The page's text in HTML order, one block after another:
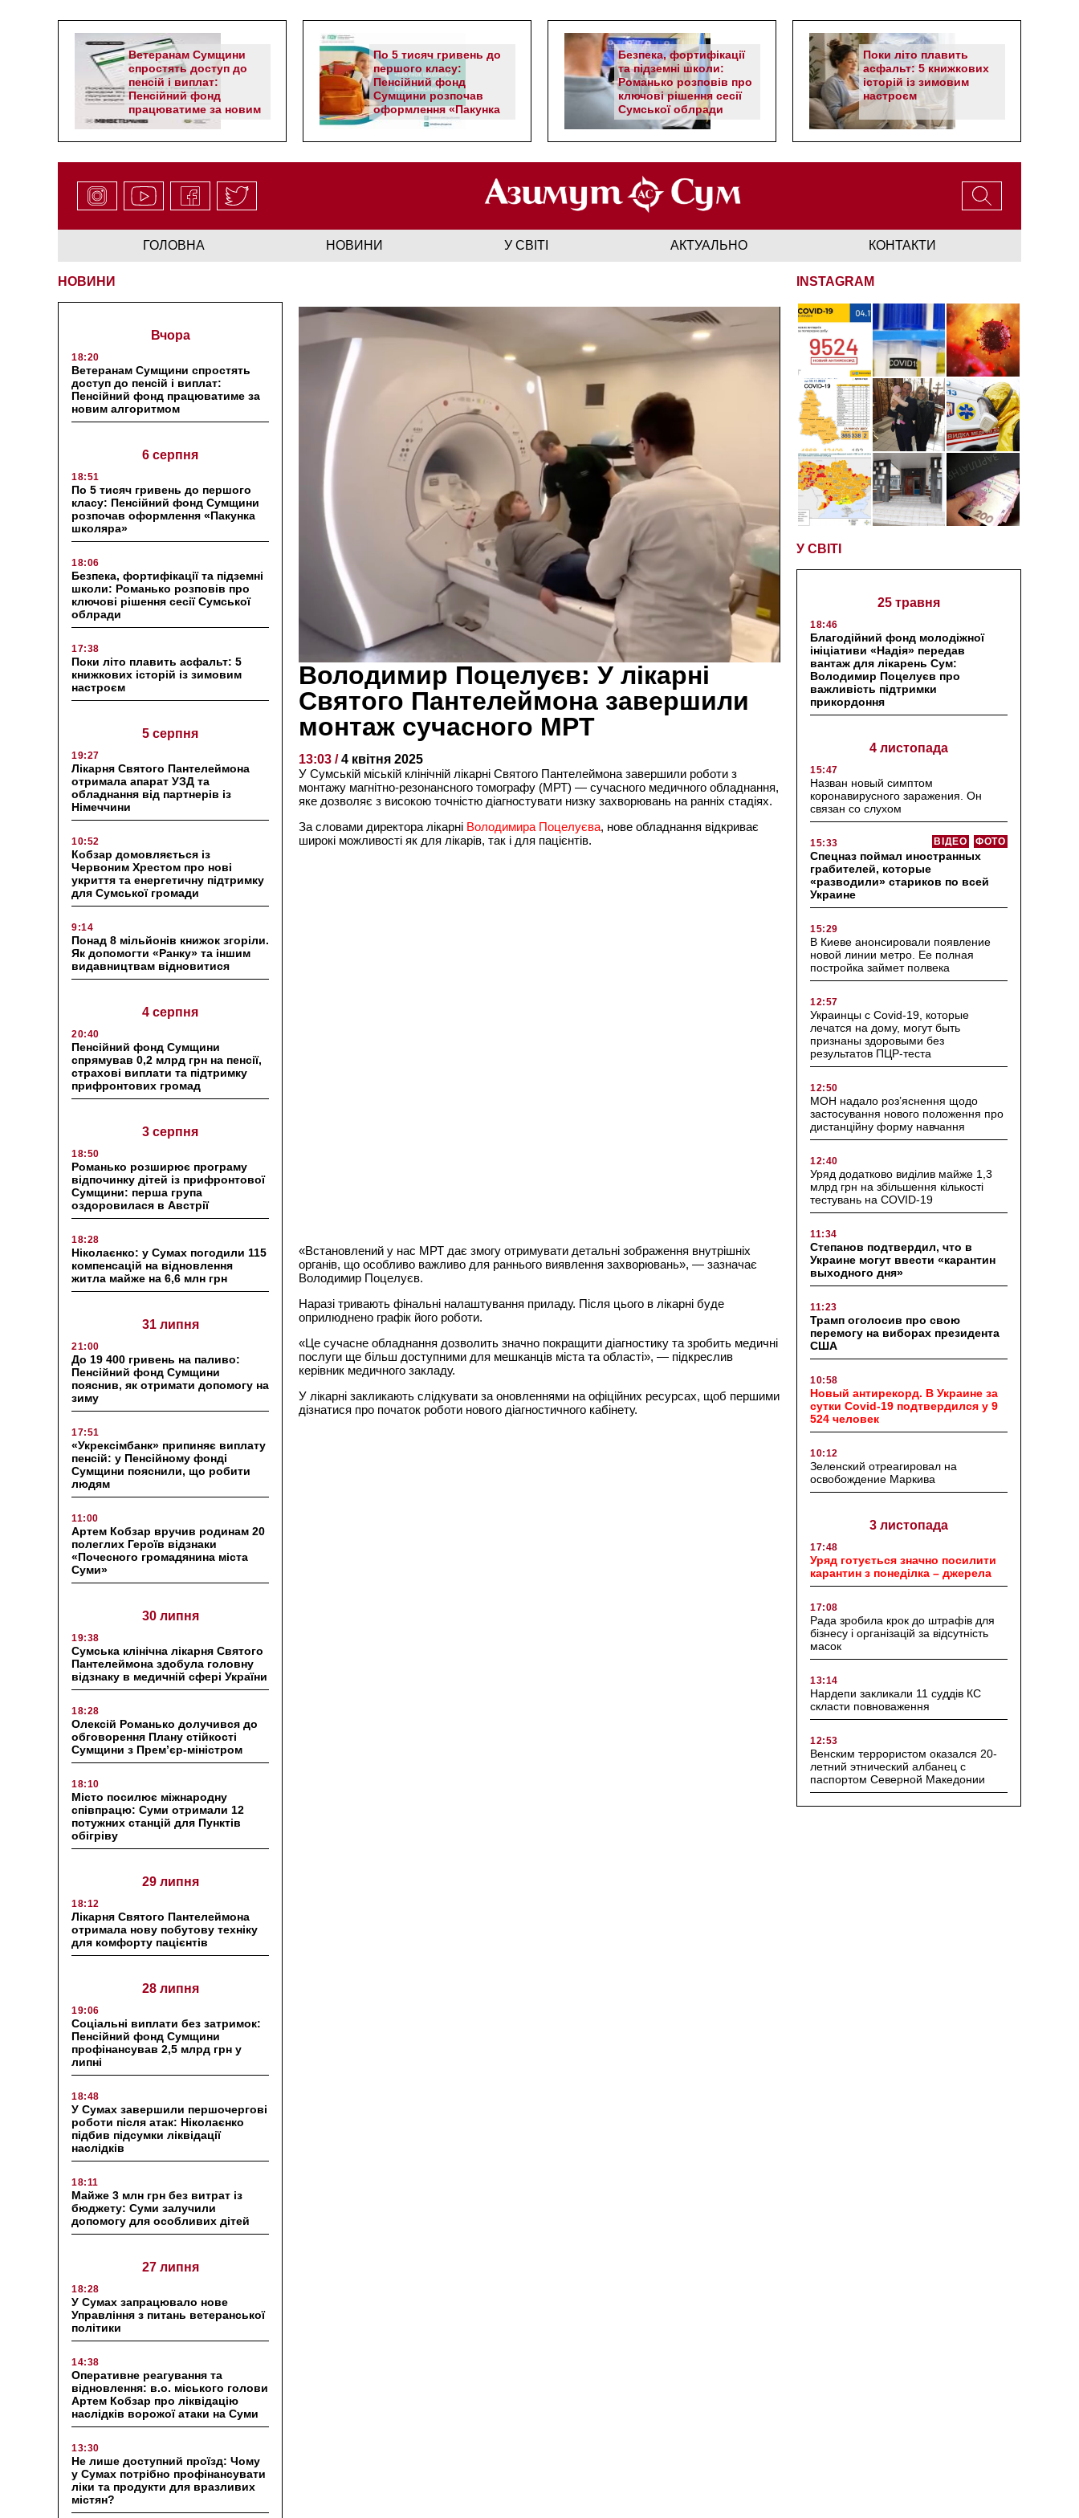
Ветеранам Сумщини
спростять доступ до
пенсій і виплат:
Пенсійний фонд
працюватиме за новим
алгоритмом
По 5 тисяч гривень до
першого класу:
Пенсійний фонд
Сумщини розпочав
оформлення «Пакунка
школяра»
Безпека, фортифікації
та підземні школи:
Романько розповів про
ключові рішення сесії
Сумської облради
Поки літо плавить
асфальт: 5 книжкових
історій із зимовим
настроєм
ГОЛОВНА НОВИНИ У СВІТІ АКТУАЛЬНО КОНТАКТИ
НОВИНИ
Вчора
18:20
Ветеранам Сумщини спростять
доступ до пенсій і виплат:
Пенсійний фонд працюватиме за
новим алгоритмом
6 серпня
18:51
По 5 тисяч гривень до першого
класу: Пенсійний фонд Сумщини
розпочав оформлення «Пакунка
школяра»
18:06
Безпека, фортифікації та підземні
школи: Романько розповів про
ключові рішення сесії Сумської
облради
17:38
Поки літо плавить асфальт: 5
книжкових історій із зимовим
настроєм
5 серпня
19:27
Лікарня Святого Пантелеймона
отримала апарат УЗД та
обладнання від партнерів із
Німеччини
10:52
Кобзар домовляється із
Червоним Хрестом про нові
укриття та енергетичну підтримку
для Сумської громади
9:14
Понад 8 мільйонів книжок згоріли.
Як допомогти «Ранку» та іншим
видавництвам відновитися
4 серпня
20:40
Пенсійний фонд Сумщини
спрямував 0,2 млрд грн на пенсії,
страхові виплати та підтримку
прифронтових громад
3 серпня
18:50
Романько розширює програму
відпочинку дітей із прифронтової
Сумщини: перша група
оздоровилася в Австрії
18:28
Ніколаєнко: у Сумах погодили 115
компенсацій на відновлення
житла майже на 6,6 млн грн
31 липня
21:00
До 19 400 гривень на паливо:
Пенсійний фонд Сумщини
пояснив, як отримати допомогу на
зиму
17:51
«Укрексімбанк» припиняє виплату
пенсій: у Пенсійному фонді
Сумщини пояснили, що робити
людям
11:00
Артем Кобзар вручив родинам 20
полеглих Героїв відзнаки
«Почесного громадянина міста
Суми»
30 липня
19:38
Сумська клінічна лікарня Святого
Пантелеймона здобула головну
відзнаку в медичній сфері України
18:28
Олексій Романько долучився до
обговорення Плану стійкості
Сумщини з Прем’єр-міністром
18:10
Місто посилює міжнародну
співпрацю: Суми отримали 12
потужних станцій для Пунктів
обігріву
29 липня
18:12
Лікарня Святого Пантелеймона
отримала нову побутову техніку
для комфорту пацієнтів
28 липня
19:06
Соціальні виплати без затримок:
Пенсійний фонд Сумщини
профінансував 2,5 млрд грн у
липні
18:48
У Сумах завершили першочергові
роботи після атак: Ніколаєнко
підбив підсумки ліквідації
наслідків
18:11
Майже 3 млн грн без витрат із
бюджету: Суми залучили
допомогу для особливих дітей
27 липня
18:28
У Сумах запрацювало нове
Управління з питань ветеранської
політики
14:38
Оперативне реагування та
відновлення: в.о. міського голови
Артем Кобзар про ліквідацію
наслідків ворожої атаки на Суми
13:30
Не лише доступний проїзд: Чому
у Сумах потрібно профінансувати
ліки та продукти для вразливих
містян?
Володимир Поцелуєв: У лікарні
Святого Пантелеймона завершили
монтаж сучасного МРТ
13:03 /4 квітня 2025
У Сумській міській клінічній лікарні Святого Пантелеймона завершили роботи з
монтажу магнітно-резонансного томографу (МРТ) — сучасного медичного обладнання,
яке дозволяє з високою точністю діагностувати низку захворювань на ранніх стадіях.
За словами директора лікарні Володимира Поцелуєва, нове обладнання відкриває
широкі можливості як для лікарів, так і для пацієнтів.
«Встановлений у нас МРТ дає змогу отримувати детальні зображення внутрішніх
органів, що особливо важливо для раннього виявлення захворювань», — зазначає
Володимир Поцелуєв.
Наразі тривають фінальні налаштування приладу. Після цього в лікарні буде
оприлюднено графік його роботи.
«Це сучасне обладнання дозволить значно покращити діагностику та зробить медичні
послуги ще більш доступними для мешканців міста та області», — підкреслив
керівник медичного закладу.
У лікарні закликають слідкувати за оновленнями на офіційних ресурсах, щоб першими
дізнатися про початок роботи нового діагностичного кабінету.
INSTAGRAM
У СВІТІ
25 травня
18:46
Благодійний фонд молодіжної
ініціативи «Надія» передав
вантаж для лікарень Сум:
Володимир Поцелуєв про
важливість підтримки
прикордоння
4 листопада
15:47
Назван новый симптом
коронавирусного заражения. Он
связан со слухом
15:33 ФОТО
ВІДЕО
Спецназ поймал иностранных
грабителей, которые
«разводили» стариков по всей
Украине
15:29
В Киеве анонсировали появление
новой линии метро. Ее полная
постройка займет полвека
12:57
Украинцы с Covid-19, которые
лечатся на дому, могут быть
признаны здоровыми без
результатов ПЦР-теста
12:50
МОН надало роз’яснення щодо
застосування нового положення про
дистанційну форму навчання
12:40
Уряд додатково виділив майже 1,3
млрд грн на збільшення кількості
тестувань на COVID-19
11:34
Степанов подтвердил, что в
Украине могут ввести «карантин
выходного дня»
11:23
Трамп оголосив про свою
перемогу на виборах президента
США
10:58
Новый антирекорд. В Украине за
сутки Covid-19 подтвердился у 9
524 человек
10:12
Зеленский отреагировал на
освобождение Маркива
3 листопада
17:48
Уряд готується значно посилити
карантин з понеділка – джерела
17:08
Рада зробила крок до штрафів для
бізнесу і організацій за відсутність
масок
13:14
Нардепи закликали 11 суддів КС
скласти повноваження
12:53
Венским террористом оказался 20-
летний этнический албанец с
паспортом Северной Македонии